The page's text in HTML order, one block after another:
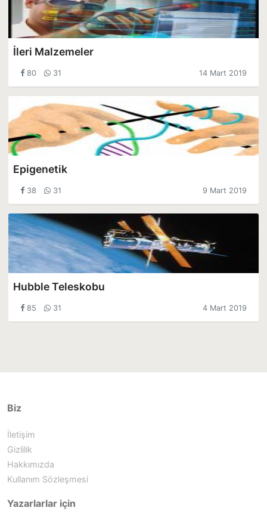
İleri Malzemeler
80 31 14 Mart 2019
Epigenetik
38 31 9 Mart 2019
Hubble Teleskobu
85 31 4 Mart 2019
Biz
İletişim
Gizlilik
Hakkımızda
Kullanım Sözleşmesi
Yazarlarlar için